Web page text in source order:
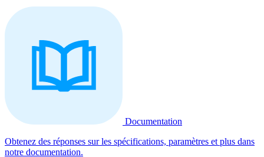
Documentation
Obtenez des réponses sur les spécifications, paramètres et plus dans
notre documentation.